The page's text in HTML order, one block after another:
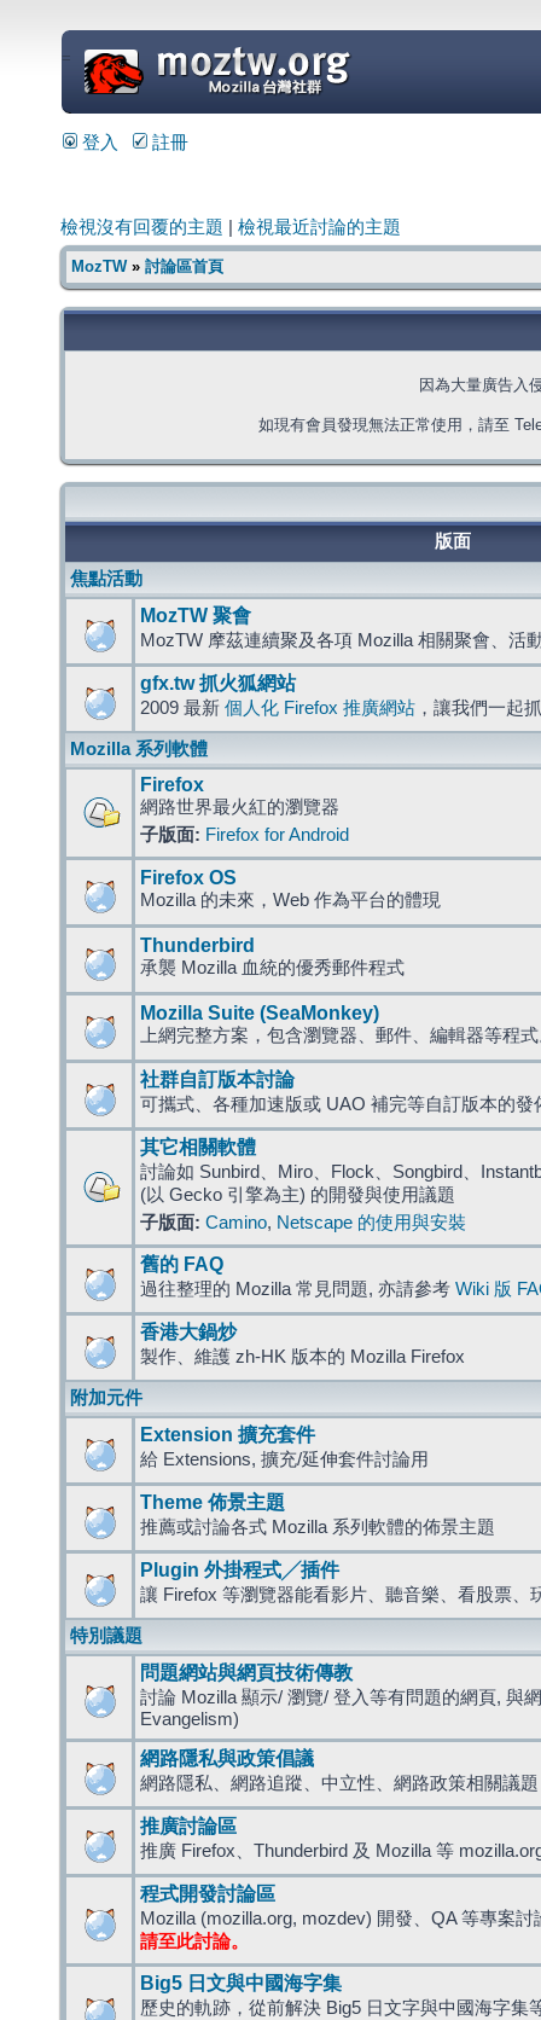
=
登入 註冊
檢視沒有回覆的主題 檢視最近討論的主題
MozTW» 討論區首頁
因為大量廣告入
如現有會員發現無法正常使用，請至
版面
焦點活動
MozTW 聚會
MozTW 摩茲連續聚及各項 Mozilla 相關聚會、活
gfx.tw 抓火狐網站
2009 最新 個人化 Firefox 推廣網站 ，讓我們一起
Mozilla 系列軟體
Firefox
網路世界最火紅的瀏覽器
子版面: Firefox for Android
Firefox OS
Mozilla 的未來，Web 作為平台的體現
Thunderbird
承襲 Mozilla 血統的優秀郵件程式
Mozilla Suite (SeaMonkey)
上網完整方案，包含瀏覽器、郵件、編輯器等程
社群自訂版本討論
可攜式、各種加速版或 UAO 補完等自訂版本的發
其它相關軟體
討論如 Sunbird、Miro、Flock、Songbird、
(以 Gecko 引擎為主) 的開發與使用議題
子版面: Camino, Netscape 的使用與安裝
舊的 FAQ
過往整理的 Mozilla 常見問題, 亦請參考 Wiki 版
香港大鍋炒
製作、維護 zh-HK 版本的 Mozilla Firefox
附加元件
Extension 擴充套件
給 Extensions, 擴充/延伸套件討論用
Theme 佈景主題
推薦或討論各式 Mozilla 系列軟體的佈景主題
Plugin 外掛程式╱插件
讓 Firefox 等瀏覽器能看影片、聽音樂、看股票、
特別議題
問題網站與網頁技術傳教
討論 Mozilla 顯示/ 瀏覽/ 登入等有問題的網頁, 與
Evangelism)
網路隱私與政策倡議
網路隱私、網路追蹤、中立性、網路政策相關議題
推廣討論區
推廣 Firefox、Thunderbird 及 Mozilla 等
程式開發討論區
Mozilla (mozilla.org, mozdev) 開發、QA 等專案討
請至此討論。
Big5 日文與中國海字集
歷史的軌跡，從前解決 Big5 日文字與中國海字集